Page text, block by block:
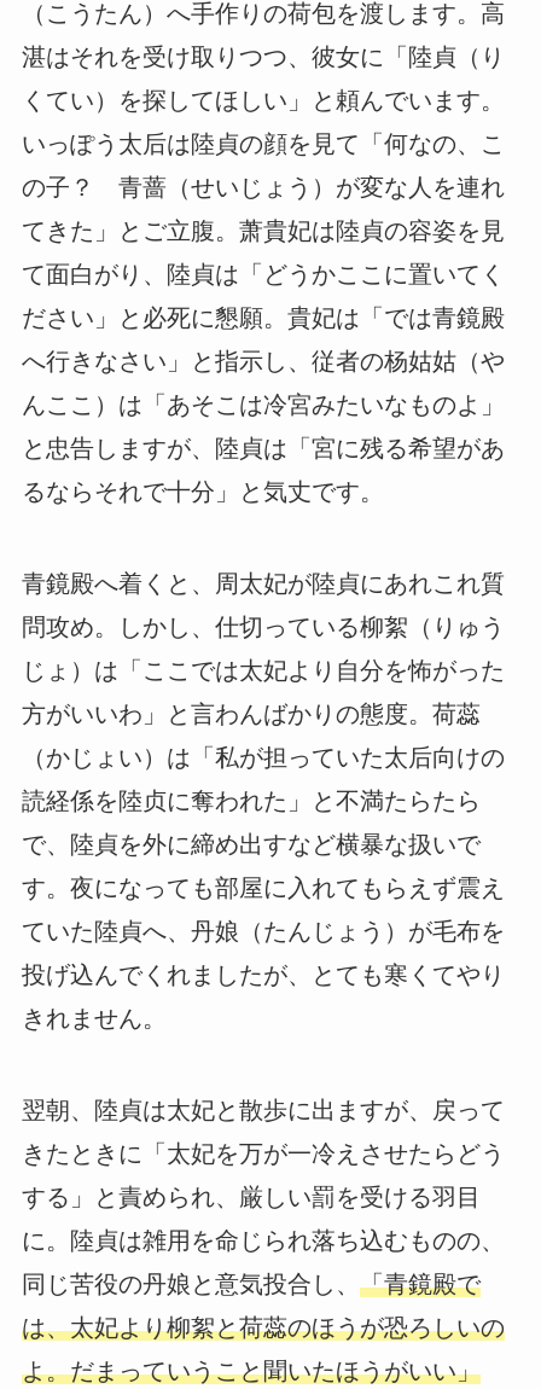
（こうたん）へ手作りの荷包を渡します。高
湛はそれを受け取りつつ、彼女に「陸貞（り
くてい）を探してほしい」と頼んでいます。
いっぽう太后は陸貞の顔を見て「何なの、こ
の子？ 青蔷（せいじょう）が変な人を連れ
てきた」とご立腹。萧貴妃は陸貞の容姿を見
て面白がり、陸貞は「どうかここに置いてく
ださい」と必死に懇願。貴妃は「では青鏡殿
へ行きなさい」と指示し、従者の杨姑姑（や
んここ）は「あそこは冷宮みたいなものよ」
と忠告しますが、陸貞は「宮に残る希望があ
るならそれで十分」と気丈です。
青鏡殿へ着くと、周太妃が陸貞にあれこれ質
問攻め。しかし、仕切っている柳絮（りゅう
じょ）は「ここでは太妃より自分を怖がった
方がいいわ」と言わんばかりの態度。荷蕊
（かじょい）は「私が担っていた太后向けの
読経係を陸贞に奪われた」と不満たらたら
で、陸貞を外に締め出すなど横暴な扱いで
す。夜になっても部屋に入れてもらえず震え
ていた陸貞へ、丹娘（たんじょう）が毛布を
投げ込んでくれましたが、とても寒くてやり
きれません。
翌朝、陸貞は太妃と散歩に出ますが、戻って
きたときに「太妃を万が一冷えさせたらどう
する」と責められ、厳しい罰を受ける羽目
に。陸貞は雑用を命じられ落ち込むものの、
同じ苦役の丹娘と意気投合し、 「青鏡殿で
は、太妃より柳絮と荷蕊のほうが恐ろしいの
よ。だまっていうこと聞いたほうがいい」